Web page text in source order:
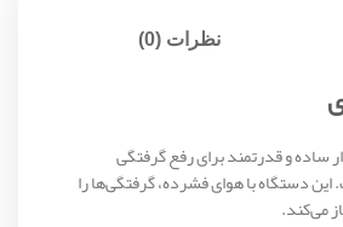
نظرات (0)
ساده و قدرتمند برای رفع گرفتگی
دستگاه با هوای فشرده، گرفتگی‌ها را
می‌کند.